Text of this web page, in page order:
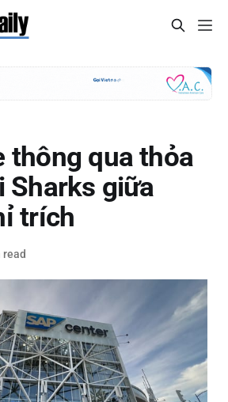
thông qua thỏa
Sharks giữa
trích
read